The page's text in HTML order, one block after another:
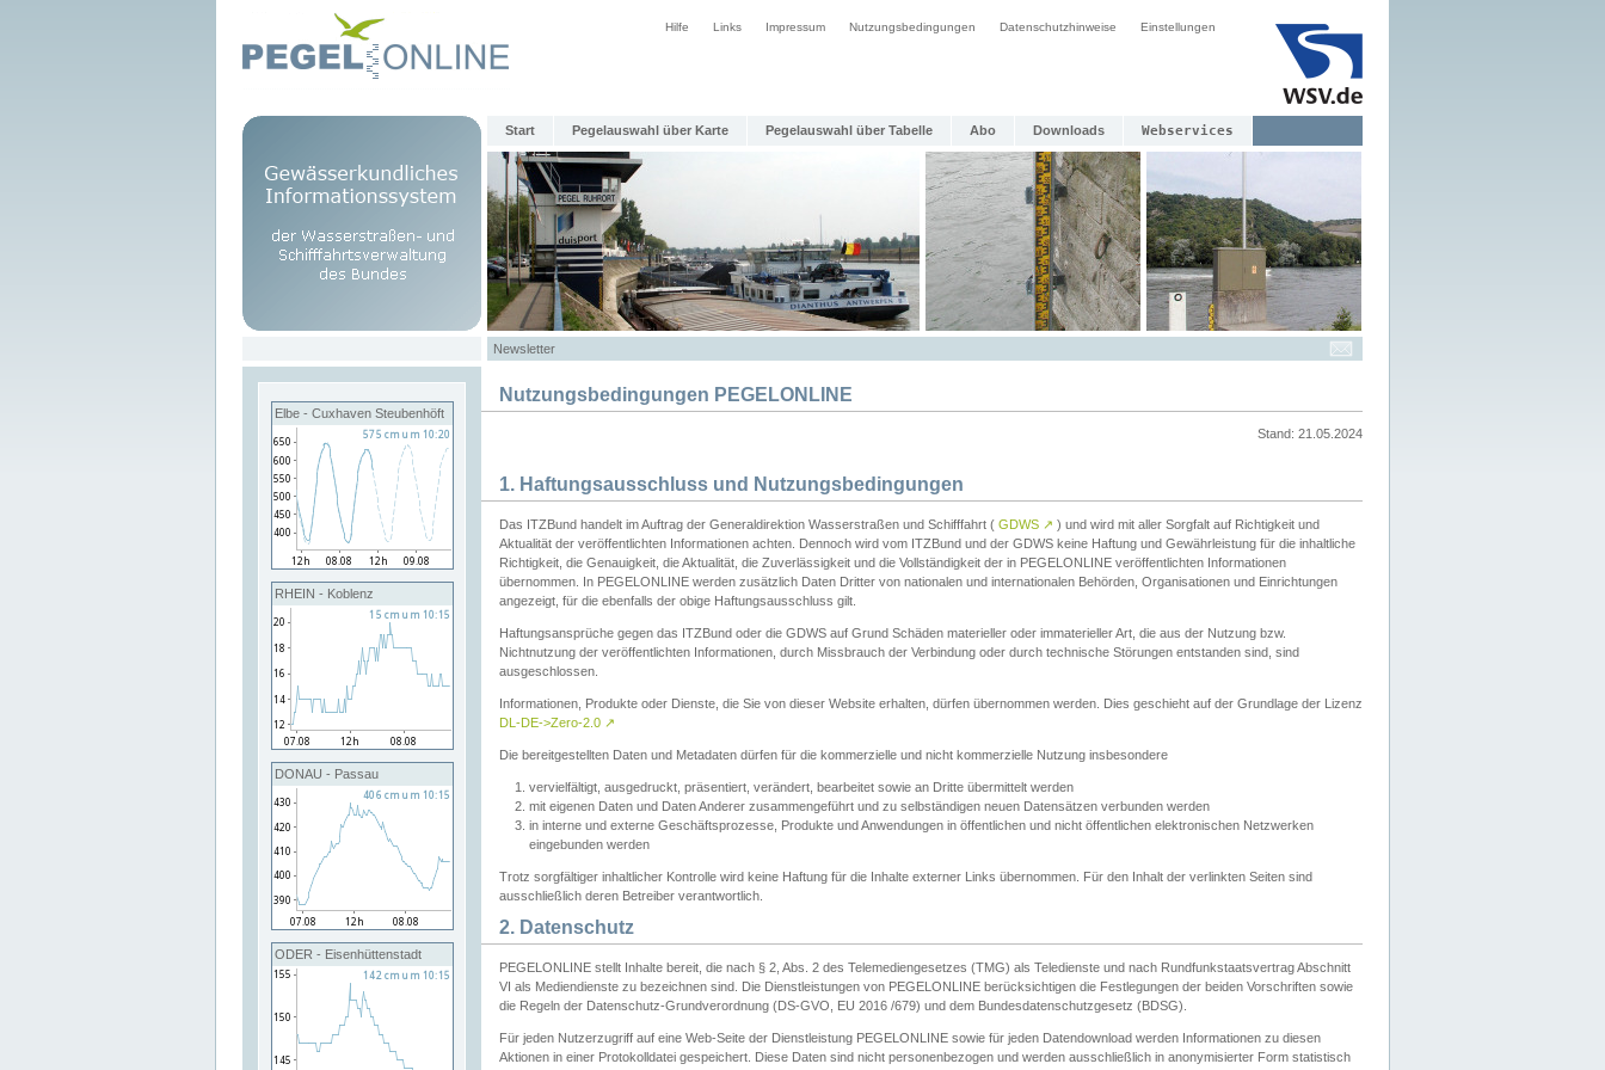
Hilfe Links Impressum Nutzungsbedingungen Datenschutzhinweise Einstellungen
Start Pegelauswahl über Karte Pegelauswahl über Tabelle Abo Downloads Webservices
Newsletter
Elbe - Cuxhaven Steubenhöft
RHEIN - Koblenz
DONAU - Passau
ODER - Eisenhüttenstadt
Nutzungsbedingungen PEGELONLINE
Stand: 21.05.2024
1. Haftungsausschluss und Nutzungsbedingungen
Das ITZBund handelt im Auftrag der Generaldirektion Wasserstraßen und Schifffahrt ( GDWS ↗ ) und wird mit aller Sorgfalt auf Richtigkeit und
Aktualität der veröffentlichten Informationen achten. Dennoch wird vom ITZBund und der GDWS keine Haftung und Gewährleistung für die inhaltliche
Richtigkeit, die Genauigkeit, die Aktualität, die Zuverlässigkeit und die Vollständigkeit der in PEGELONLINE veröffentlichten Informationen
übernommen. In PEGELONLINE werden zusätzlich Daten Dritter von nationalen und internationalen Behörden, Organisationen und Einrichtungen
angezeigt, für die ebenfalls der obige Haftungsausschluss gilt.
Haftungsansprüche gegen das ITZBund oder die GDWS auf Grund Schäden materieller oder immaterieller Art, die aus der Nutzung bzw.
Nichtnutzung der veröffentlichten Informationen, durch Missbrauch der Verbindung oder durch technische Störungen entstanden sind, sind
ausgeschlossen.
Informationen, Produkte oder Dienste, die Sie von dieser Website erhalten, dürfen übernommen werden. Dies geschieht auf der Grundlage der Lizenz
DL-DE->Zero-2.0 ↗
Die bereitgestellten Daten und Metadaten dürfen für die kommerzielle und nicht kommerzielle Nutzung insbesondere
vervielfältigt, ausgedruckt, präsentiert, verändert, bearbeitet sowie an Dritte übermittelt werden
mit eigenen Daten und Daten Anderer zusammengeführt und zu selbständigen neuen Datensätzen verbunden werden
in interne und externe Geschäftsprozesse, Produkte und Anwendungen in öffentlichen und nicht öffentlichen elektronischen Netzwerken
eingebunden werden
Trotz sorgfältiger inhaltlicher Kontrolle wird keine Haftung für die Inhalte externer Links übernommen. Für den Inhalt der verlinkten Seiten sind
ausschließlich deren Betreiber verantwortlich.
2. Datenschutz
PEGELONLINE stellt Inhalte bereit, die nach § 2, Abs. 2 des Telemediengesetzes (TMG) als Teledienste und nach Rundfunkstaatsvertrag Abschnitt
VI als Mediendienste zu bezeichnen sind. Die Dienstleistungen von PEGELONLINE berücksichtigen die Festlegungen der beiden Vorschriften sowie
die Regeln der Datenschutz-Grundverordnung (DS-GVO, EU 2016 /679) und dem Bundesdatenschutzgesetz (BDSG).
Für jeden Nutzerzugriff auf eine Web-Seite der Dienstleistung PEGELONLINE sowie für jeden Datendownload werden Informationen zu diesen
Aktionen in einer Protokolldatei gespeichert. Diese Daten sind nicht personenbezogen und werden ausschließlich in anonymisierter Form statistisch